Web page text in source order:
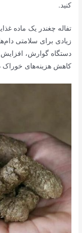
کنید.
تفاله چغندر یک ماده
زیادی برای سلامتی
دستگاه گوارش،
کاهش هزینه‌های خوراک